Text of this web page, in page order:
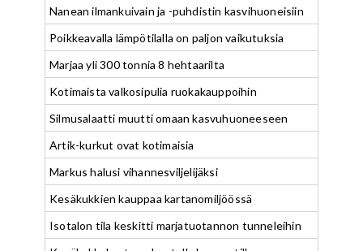
Nanean ilmankuivain ja -puhdistin kasvihuoneisiin
Poikkeavalla lämpötilalla on paljon vaikutuksia
Marjaa yli 300 tonnia 8 hehtaarilta
Kotimaista valkosipulia ruokakauppoihin
Silmusalaatti muutti omaan kasvuhuoneeseen
Artik-kurkut ovat kotimaisia
Markus halusi vihannesviljelijäksi
Kesäkukkien kauppaa kartanomiljöössä
Isotalon tila keskitti marjatuotannon tunneleihin